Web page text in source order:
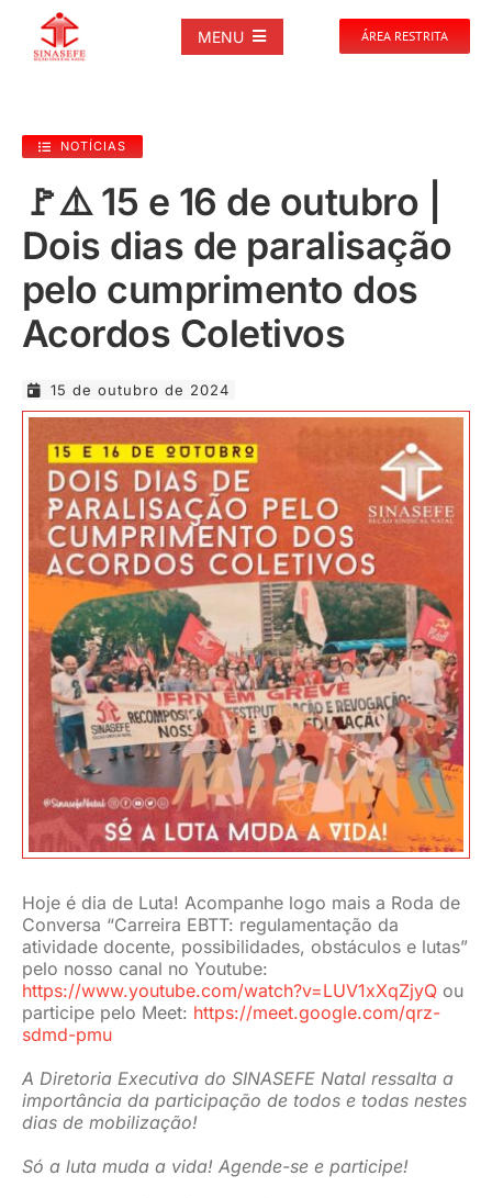
MENU
NOTÍCIAS
PUBLICAÇÕES
DOCUMENTOS
GALERIAS
EVENTOS
JURÍDICO
CLUBE
CONTATO
ÁREA RESTRITA
NOTÍCIAS
🚩⚠️ 15 e 16 de outubro |
Dois dias de paralisação
pelo cumprimento dos
Acordos Coletivos
15 de outubro de 2024
Hoje é dia de Luta! Acompanhe logo mais a Roda de
Conversa “Carreira EBTT: regulamentação da
atividade docente, possibilidades, obstáculos e lutas”
pelo nosso canal no Youtube:
https://www.youtube.com/watch?v=LUV1xXqZjyQou
participe pelo Meet: https://meet.google.com/qrz-
sdmd-pmu
A Diretoria Executiva do SINASEFE Natal ressalta a
importância da participação de todos e todas nestes
dias de mobilização!
Só a luta muda a vida! Agende-se e participe!